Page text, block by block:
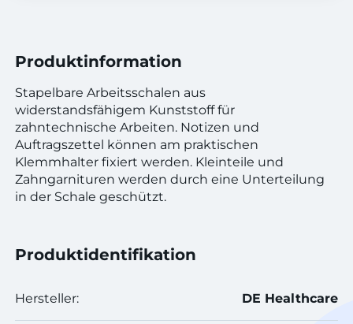
Produktinformation
Stapelbare Arbeitsschalen aus
widerstandsfähigem Kunststoff für
zahntechnische Arbeiten. Notizen und
Auftragszettel können am praktischen
Klemmhalter fixiert werden. Kleinteile und
Zahngarnituren werden durch eine Unterteilung
in der Schale geschützt.
Produktidentifikation
Hersteller: DE Healthcare